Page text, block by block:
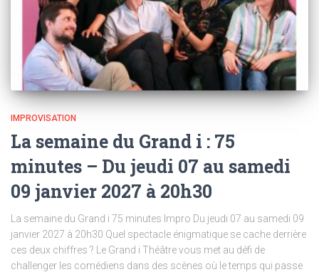
IMPROVISATION
La semaine du Grand i : 75
minutes – Du jeudi 07 au samedi
09 janvier 2027 à 20h30
La semaine du Grand i 75 minutes Impro Du jeudi 07 au samedi 09
janvier 2027 à 20h30 Quel spectacle énigmatique se cache derrière
ces deux chiffres ? Le Grand i Théâtre vous met au défi de
challenger les comédiens dans des scènes où le temps qui passe